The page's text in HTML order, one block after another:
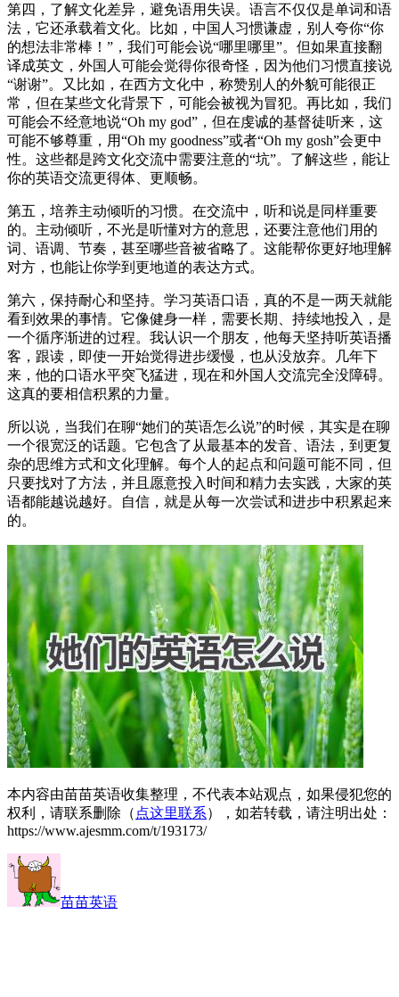
第四，了解文化差异，避免语用失误。语言不仅仅是单词和语
法，它还承载着文化。比如，中国人习惯谦虚，别人夸你“你
的想法非常棒！”，我们可能会说“哪里哪里”。但如果直接翻
译成英文，外国人可能会觉得你很奇怪，因为他们习惯直接说
“谢谢”。又比如，在西方文化中，称赞别人的外貌可能很正
常，但在某些文化背景下，可能会被视为冒犯。再比如，我们
可能会不经意地说“Oh my god”，但在虔诚的基督徒听来，这
可能不够尊重，用“Oh my goodness”或者“Oh my gosh”会更中
性。这些都是跨文化交流中需要注意的“坑”。了解这些，能让
你的英语交流更得体、更顺畅。
第五，培养主动倾听的习惯。在交流中，听和说是同样重要
的。主动倾听，不光是听懂对方的意思，还要注意他们用的
词、语调、节奏，甚至哪些音被省略了。这能帮你更好地理解
对方，也能让你学到更地道的表达方式。
第六，保持耐心和坚持。学习英语口语，真的不是一两天就能
看到效果的事情。它像健身一样，需要长期、持续地投入，是
一个循序渐进的过程。我认识一个朋友，他每天坚持听英语播
客，跟读，即使一开始觉得进步缓慢，也从没放弃。几年下
来，他的口语水平突飞猛进，现在和外国人交流完全没障碍。
这真的要相信积累的力量。
所以说，当我们在聊“她们的英语怎么说”的时候，其实是在聊
一个很宽泛的话题。它包含了从最基本的发音、语法，到更复
杂的思维方式和文化理解。每个人的起点和问题可能不同，但
只要找对了方法，并且愿意投入时间和精力去实践，大家的英
语都能越说越好。自信，就是从每一次尝试和进步中积累起来
的。
本内容由苗苗英语收集整理，不代表本站观点，如果侵犯您的
权利，请联系删除（ 点这里联系），如若转载，请注明出处：
https://www.ajesmm.com/t/193173/
苗苗英语